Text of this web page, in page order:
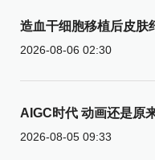
造血干细胞移植后皮肤
2026-08-06 02:30
AIGC时代 动画还是原
2026-08-05 09:33